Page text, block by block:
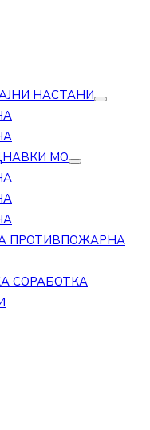
НАСТАНИ
МО
ПРОТИВПОЖАРНА
СОРАБОТКА